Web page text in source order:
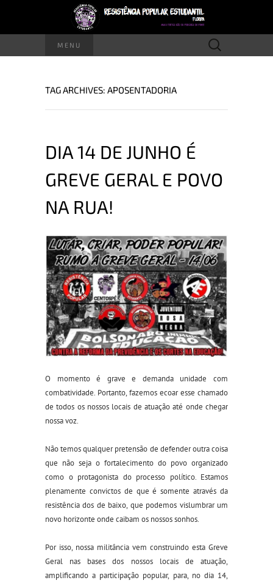
MENU
Pesquisar
por:
TAG ARCHIVES: APOSENTADORIA
DIA 14 DE JUNHO É
GREVE GERAL E POVO
NA RUA!
O momento é grave e demanda unidade com
combatividade. Portanto, fazemos ecoar esse chamado
de todos os nossos locais de atuação até onde chegar
nossa voz.
Não temos qualquer pretensão de defender outra coisa
que não seja o fortalecimento do povo organizado
como o protagonista do processo político. Estamos
plenamente convictos de que é somente através da
resistência dos de baixo, que podemos vislumbrar um
novo horizonte onde caibam os nossos sonhos.
Por isso, nossa militância vem construindo esta Greve
Geral nas bases dos nossos locais de atuação,
amplificando a participação popular, para, no dia 14,